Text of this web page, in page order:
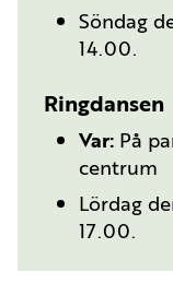
Söndag
14.00.
Ringdansen
Var: På
centrum
Lördag
17.00.